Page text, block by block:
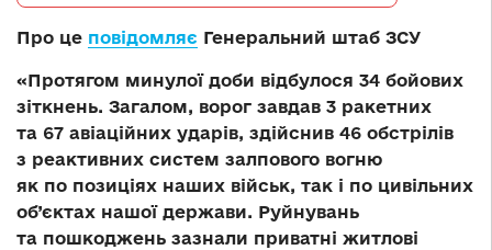
Про це повідомляє Генеральний штаб ЗСУ
«Протягом минулої доби відбулося 34 бойових
зіткнень. Загалом, ворог завдав 3 ракетних
та 67 авіаційних ударів, здійснив 46 обстрілів
з реактивних систем залпового вогню
як по позиціях наших військ, так і по цивільних
об’єктах нашої держави. Руйнувань
та пошкоджень зазнали приватні житлові